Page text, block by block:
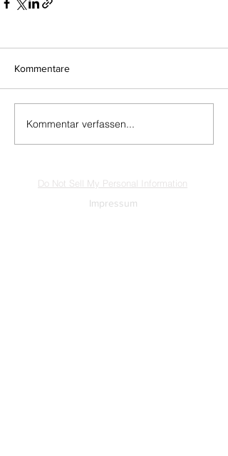
Kommentare
Kommentar verfassen...
Do Not Sell My Personal Information
Impressum